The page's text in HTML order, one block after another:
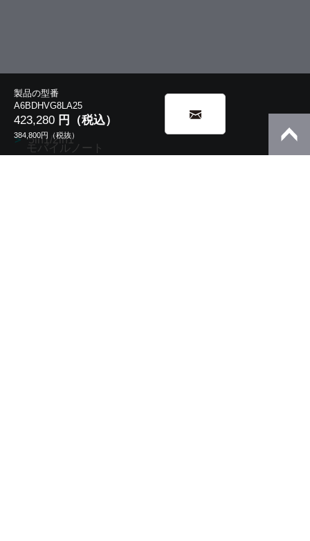
製品の型番
A6BDHVG8LA25
423,280 円（税込）
384,800円（税抜）
5in1/2in1
モバイルノート